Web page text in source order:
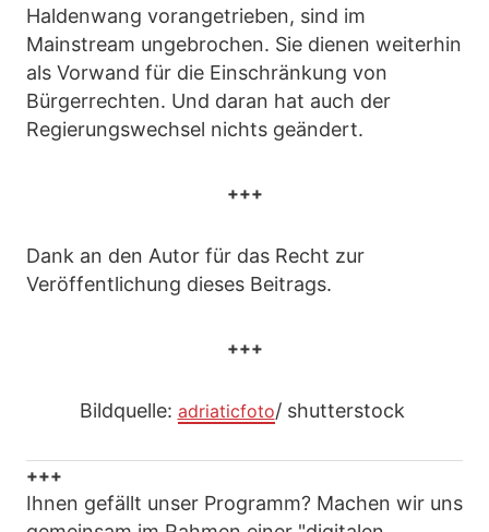
Haldenwang vorangetrieben, sind im
Mainstream ungebrochen. Sie dienen weiterhin
als Vorwand für die Einschränkung von
Bürgerrechten. Und daran hat auch der
Regierungswechsel nichts geändert.
+++
Dank an den Autor für das Recht zur
Veröffentlichung dieses Beitrags.
+++
Bildquelle: adriaticfoto/ shutterstock
+++
Ihnen gefällt unser Programm? Machen wir uns